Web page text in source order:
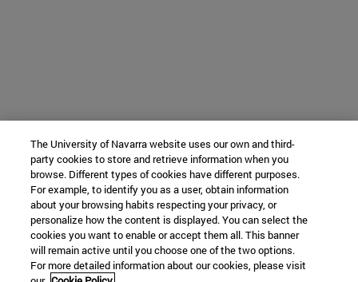
The University of Navarra website uses our own and third-
party cookies to store and retrieve information when you
browse. Different types of cookies have different purposes.
For example, to identify you as a user, obtain information
about your browsing habits respecting your privacy, or
personalize how the content is displayed. You can select the
cookies you want to enable or accept them all. This banner
will remain active until you choose one of the two options.
For more detailed information about our cookies, please visit